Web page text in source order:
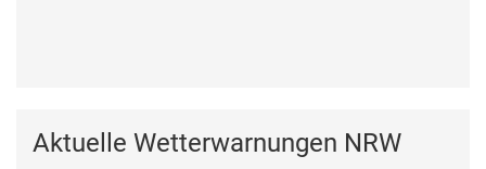
Aktuelle Wetterwarnungen NRW